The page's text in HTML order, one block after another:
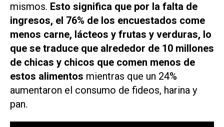
mismos. Esto significa que por la falta de
ingresos, el 76% de los encuestados come
menos carne, lácteos y frutas y verduras, lo
que se traduce que alrededor de 10 millones
de chicas y chicos que comen menos de
estos alimentos mientras que un 24%
aumentaron el consumo de fideos, harina y
pan.